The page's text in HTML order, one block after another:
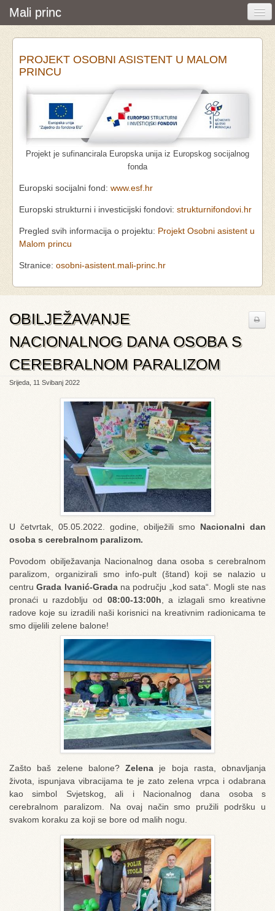
Mali princ
Početna
Vijesti i događanja
Udruga
Pretraživanje
PROJEKT OSOBNI ASISTENT U MALOM
PRINCU
Projekt je sufinancirala Europska unija iz Europskog socijalnog
fonda
Europski socijalni fond: www.esf.hr
Europski strukturni i investicijski fondovi: strukturnifondovi.hr
Pregled svih informacija o projektu: Projekt Osobni asistent u
Malom princu
Stranice: osobni-asistent.mali-princ.hr
OBILJEŽAVANJE
NACIONALNOG DANA OSOBA S
CEREBRALNOM PARALIZOM
Srijeda, 11 Svibanj 2022
U četvrtak, 05.05.2022. godine, obilježili smo Nacionalni dan
osoba s cerebralnom paralizom.
Povodom obilježavanja Nacionalnog dana osoba s cerebralnom
paralizom, organizirali smo info-pult (štand) koji se nalazio u
centruGrada Ivanić-Gradana području „kod sata“. Mogli ste nas
pronaći u razdoblju od 08:00-13:00h , a izlagali smo kreativne
radove koje su izradili naši korisnici na kreativnim radionicama te
smo dijelili zelene balone!
Zašto baš zelene balone? Zelena je boja rasta, obnavljanja
života, ispunjava vibracijama te je zato zelena vrpca i odabrana
kao simbol Svjetskog, ali i Nacionalnog dana osoba s
cerebralnom paralizom. Na ovaj način smo pružili podršku u
svakom koraku za koji se bore od malih nogu.